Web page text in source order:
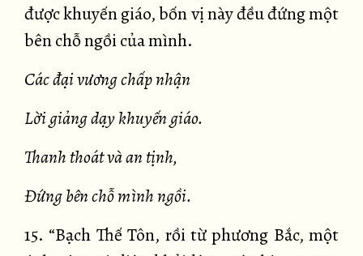
được khuyến giáo, bốn vị này đều đứng một
bên chỗ ngồi của mình.
Các đại vương chấp nhận
Lời giảng dạy khuyến giáo.
Thanh thoát và an tịnh,
Đứng bên chỗ mình ngồi.
15. “Bạch Thế Tôn, rồi từ phương Bắc, một